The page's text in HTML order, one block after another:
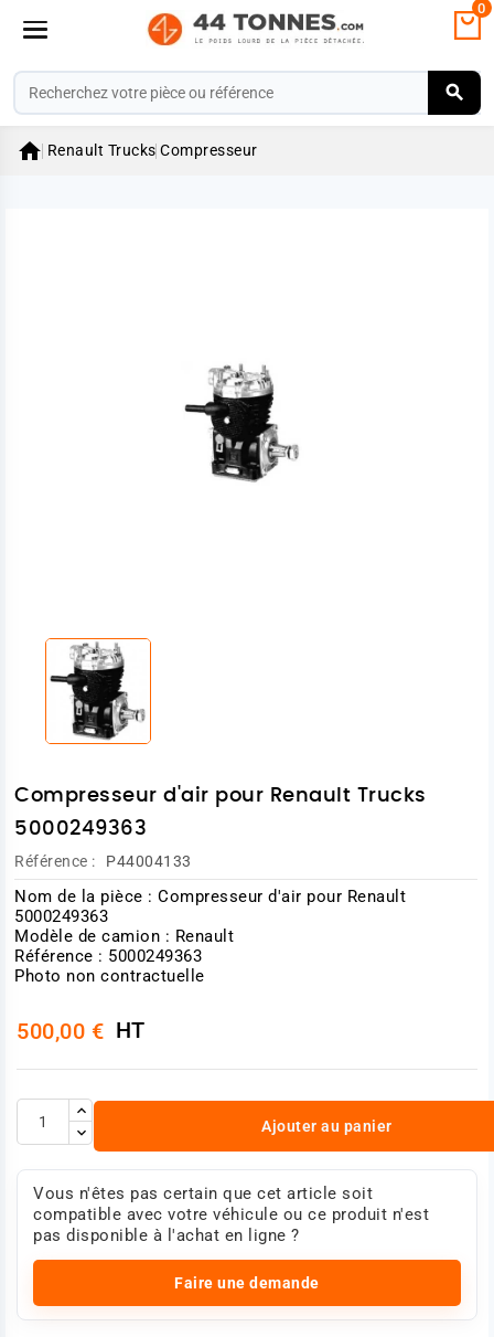
0
 Renault Trucks Compresseur
Compresseur d'air pour Renault Trucks
5000249363
Référence : P44004133
Nom de la pièce : Compresseur d'air pour Renault
5000249363
Modèle de camion : Renault
Référence : 5000249363
Photo non contractuelle
500,00 € HT
Ajouter au panier
Vous n'êtes pas certain que cet article soit
compatible avec votre véhicule ou ce produit n'est
pas disponible à l'achat en ligne ?
Faire une demande